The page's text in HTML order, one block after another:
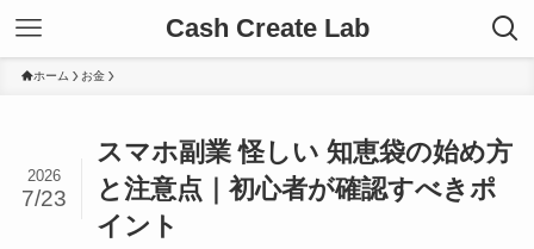
Cash Create Lab
ホーム お金
スマホ副業 怪しい 知恵袋の始め方
と注意点｜初心者が確認すべきポ
イント
2026
7/23